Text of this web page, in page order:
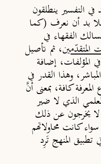
في التفسير ينطلقون
بد أن نعرف (كما
الفقهاء في
المتقدّمين، ثم تأصيل
المؤلفات، إضافة
وهذا القدر في
كافة، بمعنى أنَّ
الذي لا ضير
لا يخرجون عن ذلك
كانت محاولاتهم
المنهج تَرِد